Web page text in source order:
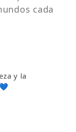
cada
y la